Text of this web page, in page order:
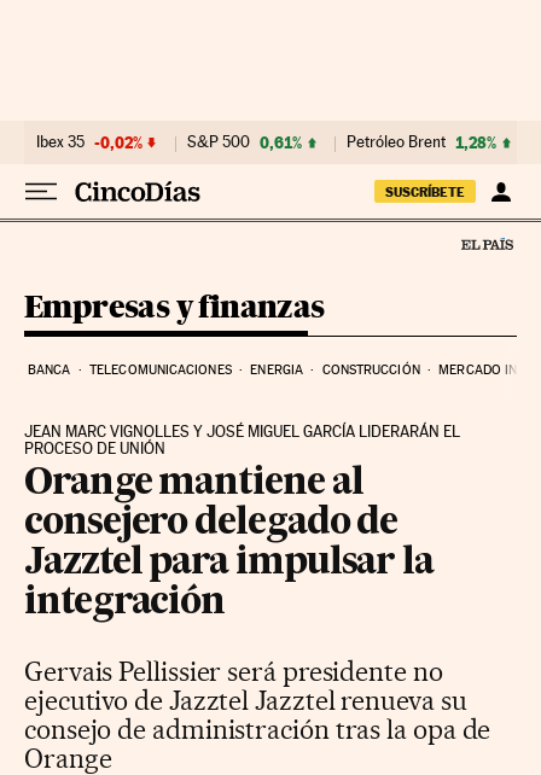
Ibex 35 -0,02% S&P 500 0,61% Petróleo Brent 1,28%
SUSCRÍBETE
Empresas y finanzas
BANCA TELECOMUNICACIONES ENERGIA CONSTRUCCIÓN MERCADO
JEAN MARC VIGNOLLES Y JOSÉ MIGUEL GARCÍA LIDERARÁN EL
PROCESO DE UNIÓN
Orange mantiene al
consejero delegado de
Jazztel para impulsar la
integración
Gervais Pellissier será presidente no
ejecutivo de Jazztel Jazztel renueva su
consejo de administración tras la opa de
Orange